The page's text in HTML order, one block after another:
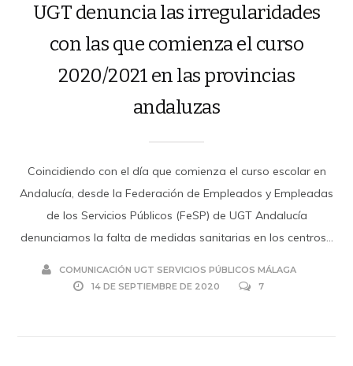
UGT denuncia las irregularidades
con las que comienza el curso
2020/2021 en las provincias
andaluzas
Coincidiendo con el día que comienza el curso escolar en
Andalucía, desde la Federación de Empleados y Empleadas
de los Servicios Públicos (FeSP) de UGT Andalucía
denunciamos la falta de medidas sanitarias en los centros...
COMUNICACIÓN UGT SERVICIOS PÚBLICOS MÁLAGA
14 DE SEPTIEMBRE DE 2020
7